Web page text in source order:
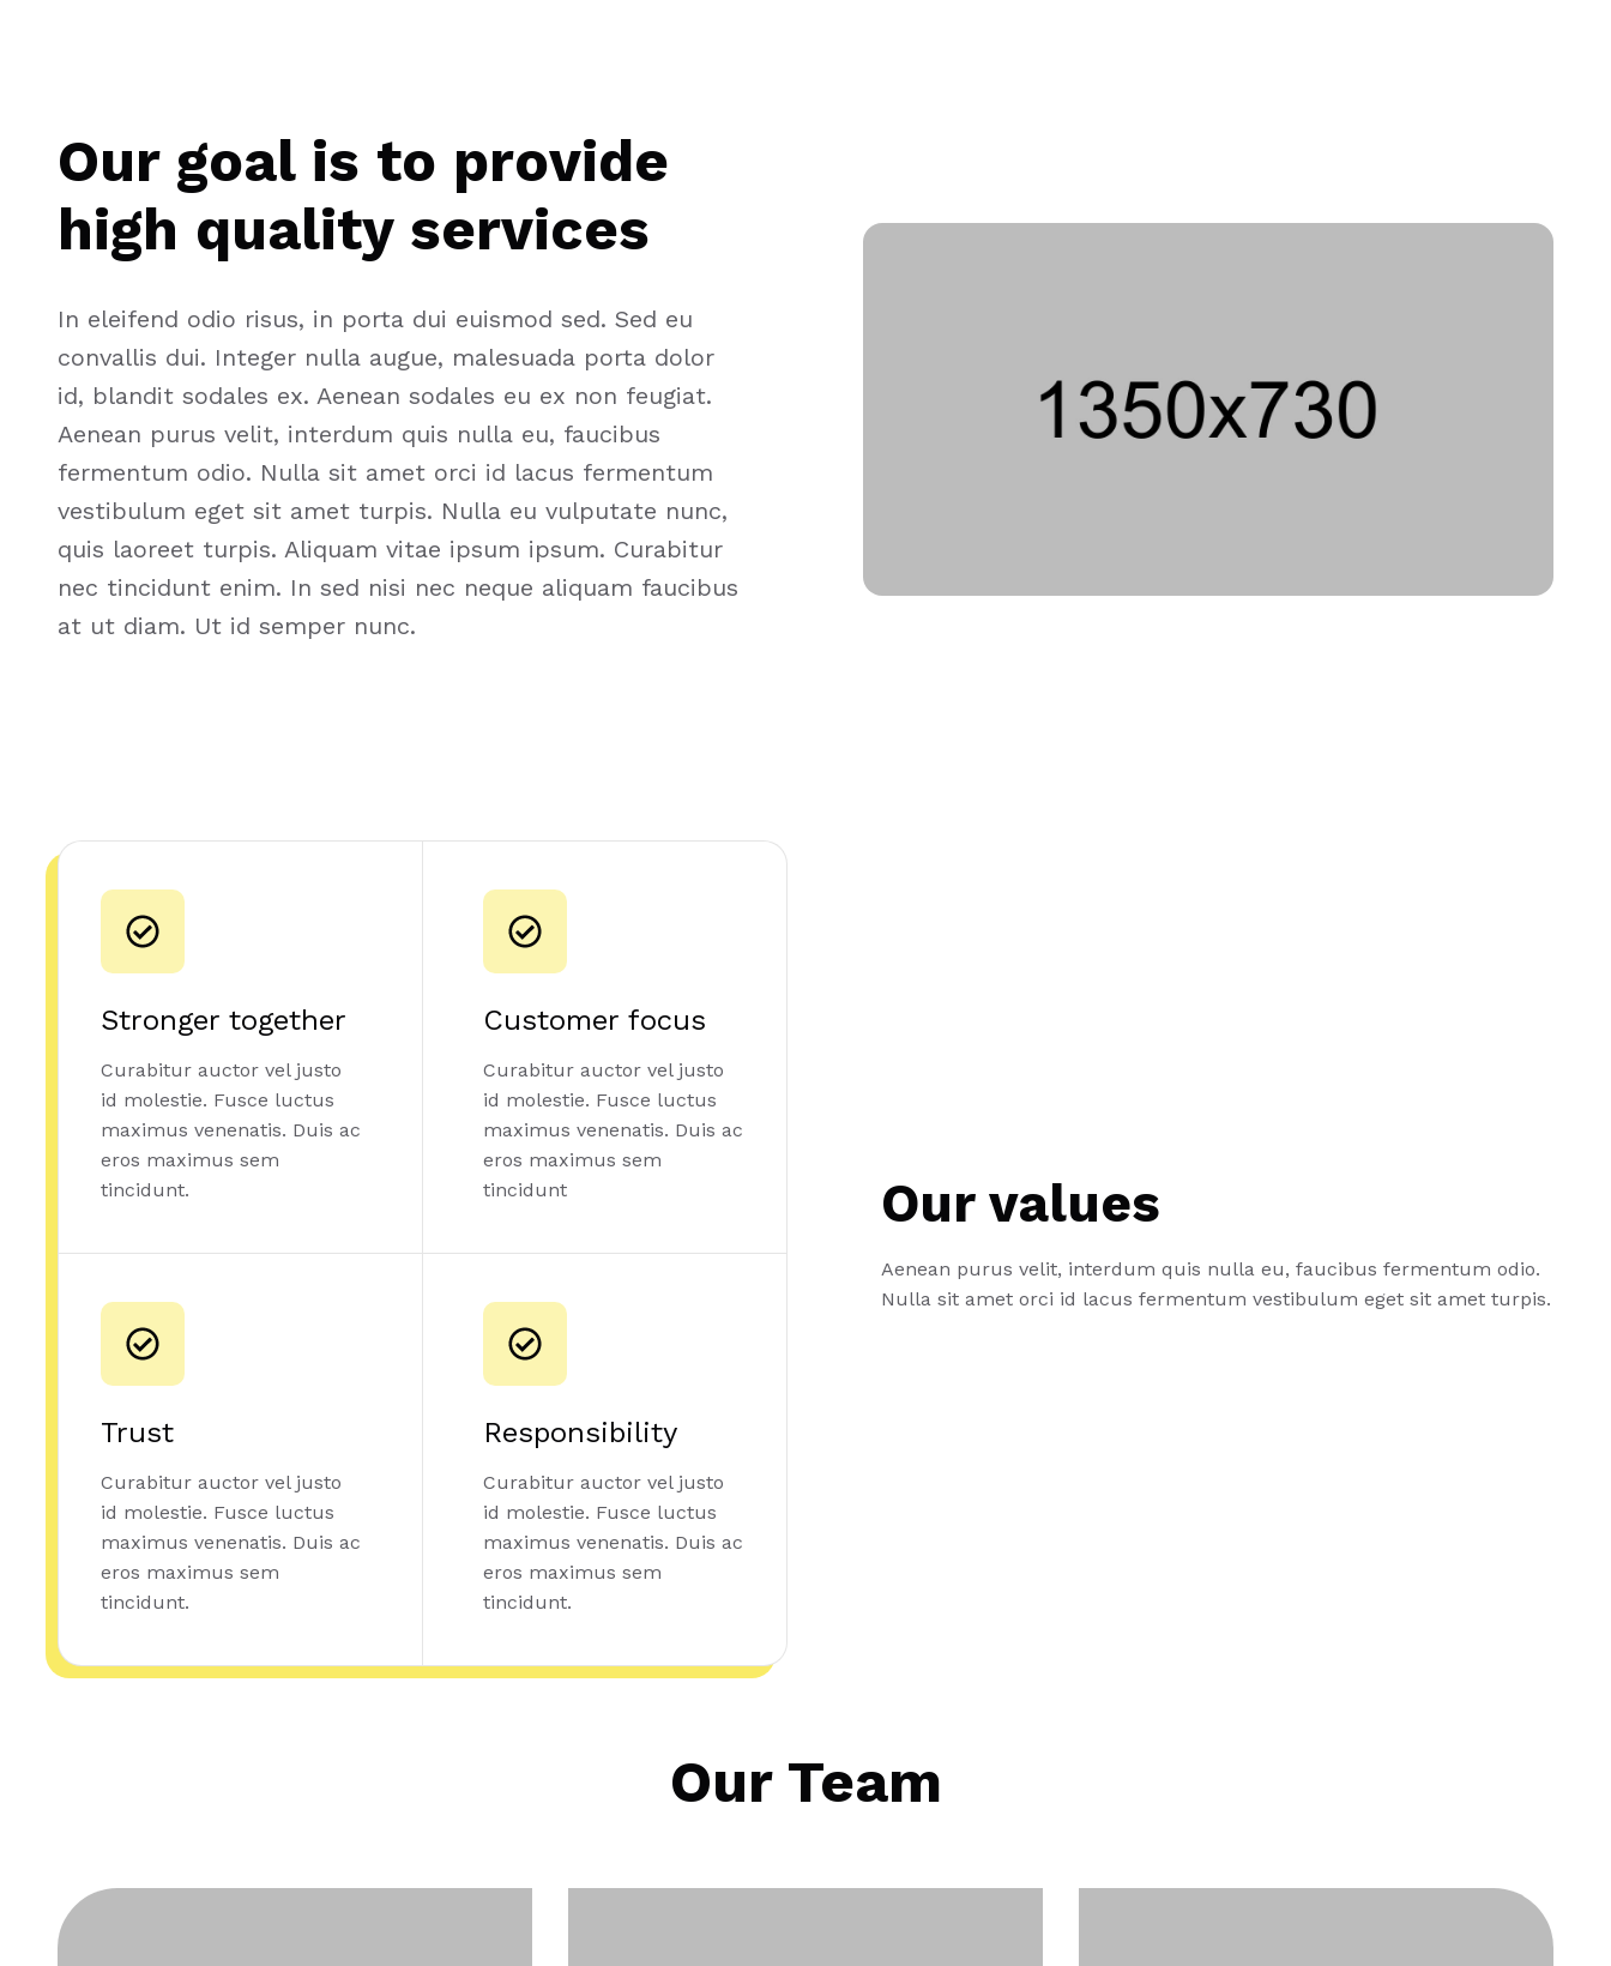
Our goal is to provide
high quality services
In eleifend odio risus, in porta dui euismod sed. Sed eu
convallis dui. Integer nulla augue, malesuada porta dolor
id, blandit sodales ex. Aenean sodales eu ex non feugiat.
Aenean purus velit, interdum quis nulla eu, faucibus
fermentum odio. Nulla sit amet orci id lacus fermentum
vestibulum eget sit amet turpis. Nulla eu vulputate nunc,
quis laoreet turpis. Aliquam vitae ipsum ipsum. Curabitur
nec tincidunt enim. In sed nisi nec neque aliquam faucibus
at ut diam. Ut id semper nunc.
Stronger together
Curabitur auctor vel justo
id molestie. Fusce luctus
maximus venenatis. Duis ac
eros maximus sem
tincidunt.
Customer focus
Curabitur auctor vel justo
id molestie. Fusce luctus
maximus venenatis. Duis ac
eros maximus sem
tincidunt
Trust
Curabitur auctor vel justo
id molestie. Fusce luctus
maximus venenatis. Duis ac
eros maximus sem
tincidunt.
Responsibility
Curabitur auctor vel justo
id molestie. Fusce luctus
maximus venenatis. Duis ac
eros maximus sem
tincidunt.
Our values
Aenean purus velit, interdum quis nulla eu, faucibus fermentum odio.
Nulla sit amet orci id lacus fermentum vestibulum eget sit amet turpis.
Our Team